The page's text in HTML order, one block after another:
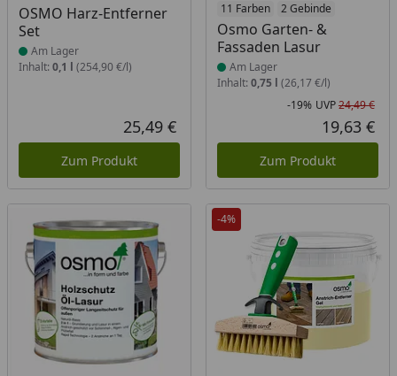
OSMO Harz-Entferner
Set
Produkt am Lager
Am Lager
Inhalt: 0,1 l (254,90 €/l)
Aktueller Preis
25,49 €
Zum Produkt
11 Farben 2 Gebinde
Osmo Garten- &
Fassaden Lasur
Produkt am Lager
Am Lager
Inhalt: 0,75 l (26,17 €/l)
-19% UVP24,49 €
19,63 €
Zum Produkt
-4%